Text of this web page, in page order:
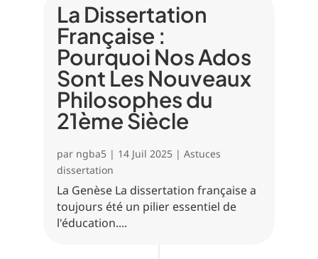
La Dissertation
Française :
Pourquoi Nos Ados
Sont Les Nouveaux
Philosophes du
21ème Siècle
par ngba5| 14 Juil 2025| Astuces
dissertation
La Genèse La dissertation française a
toujours été un pilier essentiel de
l'éducation....